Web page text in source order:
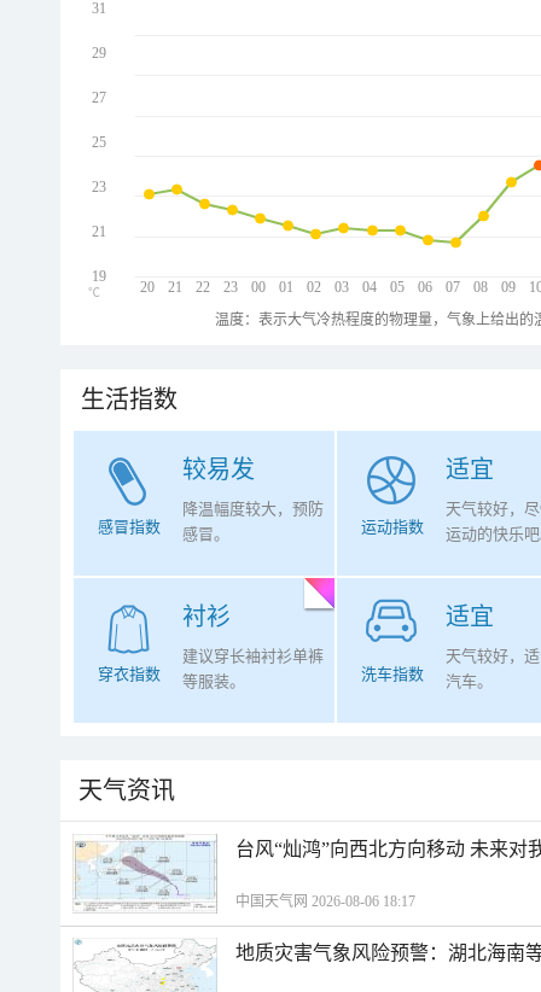
20 21 22 23 00 01 02 03 04 05 06 07 08 09
31
29
27
25
23
21
19
℃
温度：表示大气冷热程度的物理量，气象上给出
生活指数
较易发
感冒指数
降温幅度较大，预防
感冒。
适宜
运动指数
天气较好，
运动的快乐
衬衫
穿衣指数
建议穿长袖衬衫单裤
等服装。
适宜
洗车指数
天气较好，
汽车。
天气资讯
台风“灿鸿”向西北方向移动 未来对
中国天气网 2026-08-06 18:17
地质灾害气象风险预警：湖北海南